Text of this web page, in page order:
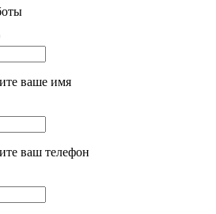
ваше имя
ваш телефон